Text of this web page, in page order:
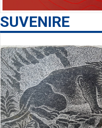
SUVENIRE